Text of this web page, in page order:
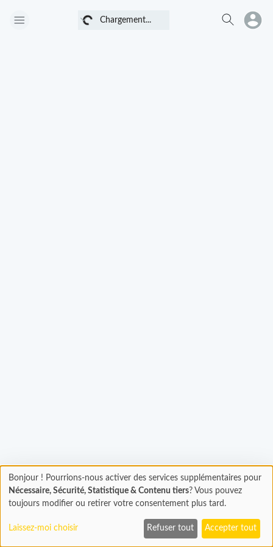
Chargement... Chargement...
Chargement...Chargement
En cours...
Bonjour ! Pourrions-nous activer des services supplémentaires pour
Nécessaire, Sécurité, Statistique & Contenu tiers? Vous pouvez
toujours modifier ou retirer votre consentement plus tard.
Laissez-moi choisir Refuser tout Accepter tout